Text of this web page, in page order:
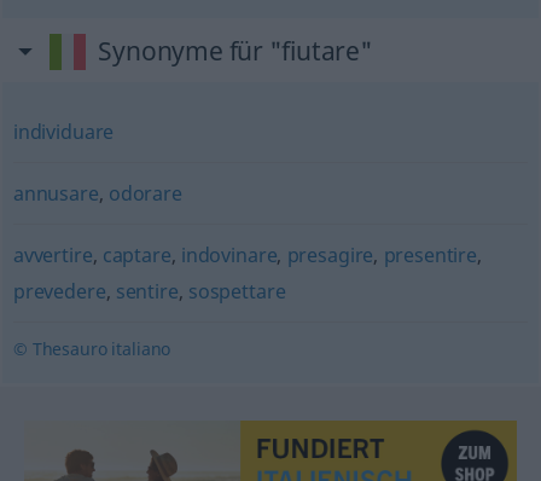
Synonyme für "fiutare"
individuare
annusare, odorare
avvertire, captare, indovinare, presagire, presentire,
prevedere, sentire, sospettare
© Thesauro italiano